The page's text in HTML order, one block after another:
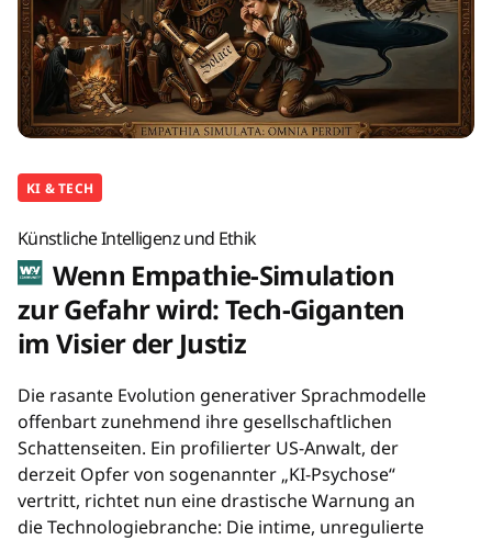
KI & TECH
Künstliche Intelligenz und Ethik
Wenn Empathie-Simulation
zur Gefahr wird: Tech-Giganten
im Visier der Justiz
Die rasante Evolution generativer Sprachmodelle
offenbart zunehmend ihre gesellschaftlichen
Schattenseiten. Ein profilierter US-Anwalt, der
derzeit Opfer von sogenannter „KI-Psychose“
vertritt, richtet nun eine drastische Warnung an
die Technologiebranche: Die intime, unregulierte